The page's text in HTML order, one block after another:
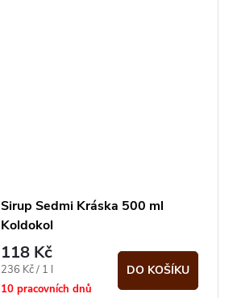
Sirup Sedmi Kráska 500 ml
Koldokol
118 Kč
Měrná
cena:
236 Kč / 1 l
10 pracovních dnů
DO KOŠÍKU